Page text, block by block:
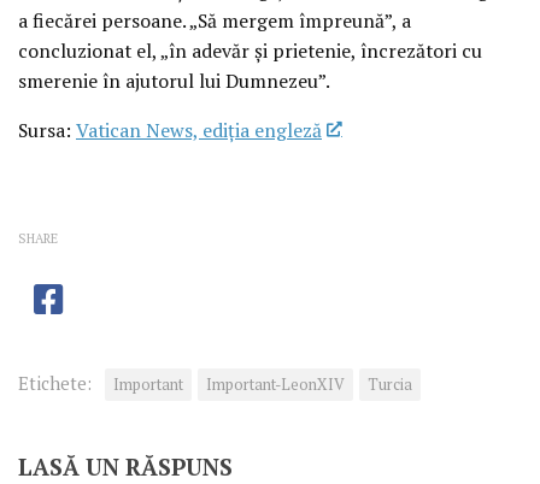
a fiecărei persoane. „Să mergem împreună”, a
concluzionat el, „în adevăr și prietenie, încrezători cu
smerenie în ajutorul lui Dumnezeu”.
Sursa: Vatican News, ediția engleză
SHARE
Etichete: Important Important-LeonXIV Turcia
LASĂ UN RĂSPUNS